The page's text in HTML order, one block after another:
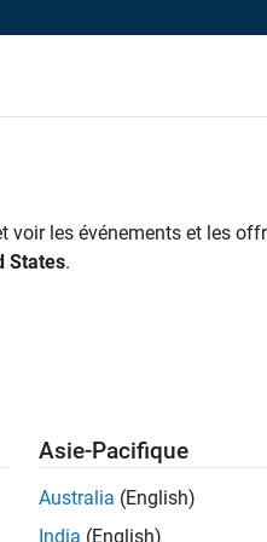
et services web
à vos critères
. Si malgré tout vous ne
pour vous tenir au
par lieu pour
voir les événements et les
States.
Asie-Pacifique
Australia (English)
India (English)